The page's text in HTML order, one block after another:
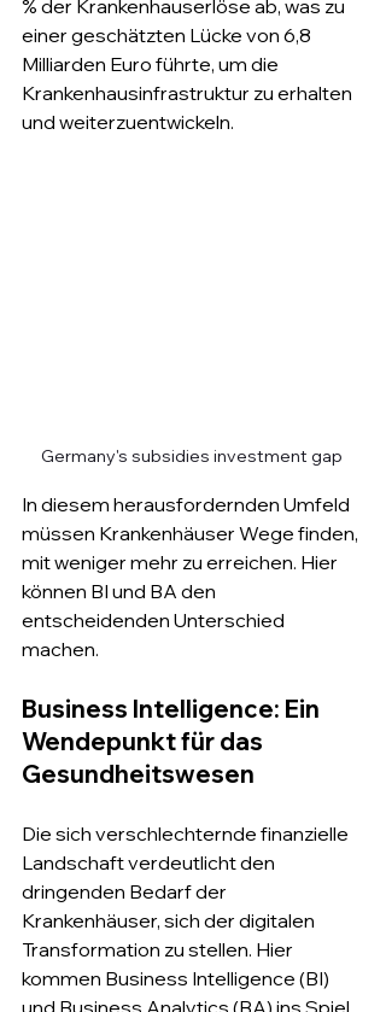
% der Krankenhauserlöse ab, was zu
einer geschätzten Lücke von 6,8
Milliarden Euro führte, um die
Krankenhausinfrastruktur zu erhalten
und weiterzuentwickeln.
Germany's subsidies investment gap
In diesem herausfordernden Umfeld
müssen Krankenhäuser Wege finden,
mit weniger mehr zu erreichen. Hier
können BI und BA den
entscheidenden Unterschied
machen.
Business Intelligence: Ein
Wendepunkt für das
Gesundheitswesen
Die sich verschlechternde finanzielle
Landschaft verdeutlicht den
dringenden Bedarf der
Krankenhäuser, sich der digitalen
Transformation zu stellen. Hier
kommen Business Intelligence (BI)